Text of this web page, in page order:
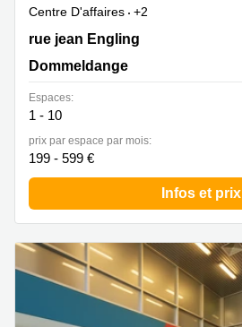
Sandweiler
Bureaux
Centres
Bertrange
Centres
sur-
Alzette
Centres
d’affaires
Sandweiler
Centre D'affaires
+2
2 rue jean Engling, Dommeldange
rue jean Engling
Dommeldange
Espaces:
1 - 10
prix par espace par mois:
199 - 599 €
Infos et prix